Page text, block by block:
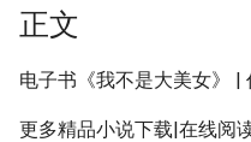
正文
电子书《我不是大美女》 |
更多精品小说下载|在线阅